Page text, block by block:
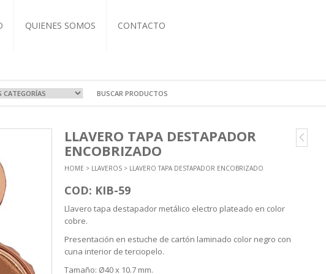
QUIENES SOMOS CONTACTO
Y VIAJE
Y TERMOS
IT
ECO
LLAVERO TAPA DESTAPADOR
ENCOBRIZADO
HOME > LLAVEROS> LLAVERO TAPA DESTAPADOR ENCOBRIZADO
COD: KIB-59
Llavero tapa destapador metálico electro plateado en color
cobre.
Presentación en estuche de cartón laminado color negro con
cuna interior de terciopelo.
Tamaño: Ø40 x 10.7 mm.